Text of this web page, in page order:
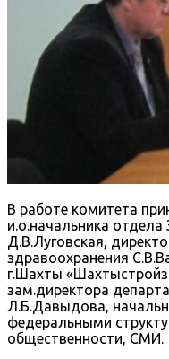
В работе комитета
и.о.начальника
Д.В.Луговская,
здравоохранения
г.Шахты
зам.директора
Л.Б.Давыдова,
федеральными
общественности, СМИ.